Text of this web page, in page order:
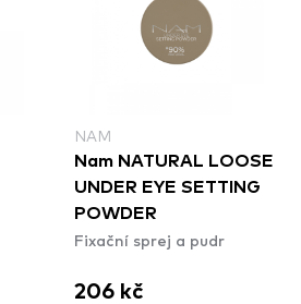
NAM
Nam NATURAL LOOSE
UNDER EYE SETTING
POWDER
Fixační sprej a pudr
206 kč